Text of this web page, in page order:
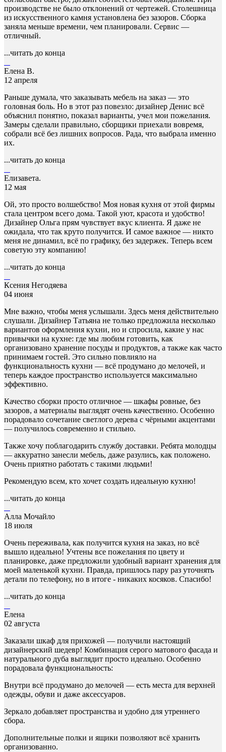
производстве не было отклонений от чертежей. Столешница
из искусственного камня установлена без зазоров. Сборка
заняла меньше времени, чем планировали. Сервис —
отличный.
...читать до конца
Елена В.
12 апреля
Раньше думала, что заказывать мебель на заказ — это
головная боль. Но в этот раз повезло: дизайнер Денис всё
объяснил понятно, показал варианты, учел мои пожелания.
Замеры сделали правильно, сборщики приехали вовремя,
собрали всё без лишних вопросов. Рада, что выбрала именно
их.
...читать до конца
Елизавета.
12 мая
Ой, это просто волшебство! Моя новая кухня от этой фирмы
стала центром всего дома. Такой уют, красота и удобство!
Дизайнер Ольга прям чувствует вкус клиента. Я даже не
ожидала, что так круто получится. И самое важное — никто
меня не динамил, всё по графику, без задержек. Теперь всем
советую эту компанию!
...читать до конца
Ксения Негодяева
04 июня
Мне важно, чтобы меня услышали. Здесь меня действительно
слушали. Дизайнер Татьяна не только предложила несколько
вариантов оформления кухни, но и спросила, какие у нас
привычки на кухне: где мы любим готовить, как
организовано хранение посуды и продуктов, а также как часто
принимаем гостей. Это сильно повлияло на
функциональность кухни — всё продумано до мелочей, и
теперь каждое пространство используется максимально
эффективно.
Качество сборки просто отличное — шкафы ровные, без
зазоров, а материалы выглядят очень качественно. Особенно
порадовало сочетание светлого дерева с чёрными акцентами
— получилось современно и стильно.
Также хочу поблагодарить службу доставки. Ребята молодцы
— аккуратно занесли мебель, даже разулись, как положено.
Очень приятно работать с такими людьми!
Рекомендую всем, кто хочет создать идеальную кухню!
...читать до конца
Алла Мочайло
18 июля
Очень переживала, как получится кухня на заказ, но всё
вышло идеально! Учтены все пожелания по цвету и
планировке, даже предложили удобный вариант хранения для
моей маленькой кухни. Правда, пришлось пару раз уточнять
детали по телефону, но в итоге - никаких косяков. Спасибо!
...читать до конца
Елена
02 августа
Заказали шкаф для прихожей — получили настоящий
дизайнерский шедевр! Комбинация серого матового фасада и
натурального дуба выглядит просто идеально. Особенно
порадовала функциональность:
Внутри всё продумано до мелочей — есть места для верхней
одежды, обуви и даже аксессуаров.
Зеркало добавляет пространства и удобно для утреннего
сбора.
Дополнительные полки и ящики позволяют всё хранить
организованно.